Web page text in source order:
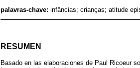
palavras-chave: infâncias; crianças; atitude
RESUMEN
Basado en las elaboraciones de Paul Ricoeur